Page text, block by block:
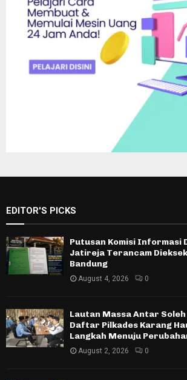
EDITOR'S PICKS
Putusan Komisi Informasi
Jatireja Terancam
Bandung
August 4, 2026 0
Lautan Massa Antar
Daftar Pilkades Karang
Langkah Menuju
August 2, 2026 0